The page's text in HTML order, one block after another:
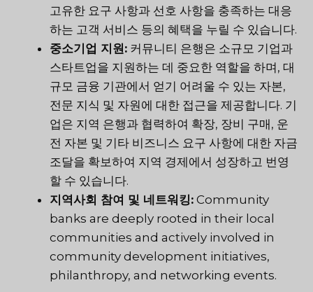
고유한 요구 사항과 선호 사항을 충족하는 대응
하는 고객 서비스 등의 혜택을 누릴 수 있습니다.
중소기업 지원: 커뮤니티 은행은 소규모 기업과
스타트업을 지원하는 데 중요한 역할을 하며, 대
규모 금융 기관에서 얻기 어려울 수 있는 자본,
전문 지식 및 자원에 대한 접근을 제공합니다. 기
업은 지역 은행과 협력하여 확장, 장비 구매, 운
전 자본 및 기타 비즈니스 요구 사항에 대한 자금
조달을 확보하여 지역 경제에서 성장하고 번영
할 수 있습니다.
지역사회 참여 및 네트워킹: Community
banks are deeply rooted in their local
communities and actively involved in
community development initiatives,
philanthropy, and networking events.